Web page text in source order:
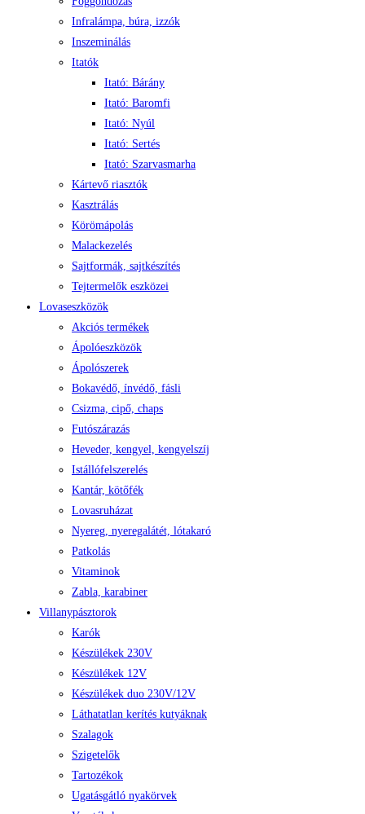
Infralámpa, búra, izzók
Inszeminálás
Itatók
Itató: Bárány
Itató: Baromfi
Itató: Nyúl
Itató: Sertés
Itató: Szarvasmarha
Kártevő riasztók
Kasztrálás
Körömápolás
Malackezelés
Sajtformák, sajtkészítés
Tejtermelők eszközei
Lovaseszközök
Akciós termékek
Ápolóeszközök
Ápolószerek
Bokavédő, ínvédő, fásli
Csizma, cipő, chaps
Futószárazás
Heveder, kengyel, kengyelszíj
Istállófelszerelés
Kantár, kötőfék
Lovasruházat
Nyereg, nyeregalátét, lótakaró
Patkolás
Vitaminok
Zabla, karabiner
Villanypásztorok
Karók
Készülékek 230V
Készülékek 12V
Készülékek duo 230V/12V
Láthatatlan kerítés kutyáknak
Szalagok
Szigetelők
Tartozékok
Ugatásgátló nyakörvek